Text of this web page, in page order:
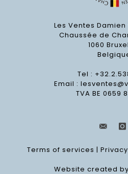
Les Ventes Damien
Chaussée de
1060
Tel :
Email :
TVA BE 0659
Terms of services | Privacy
Website created